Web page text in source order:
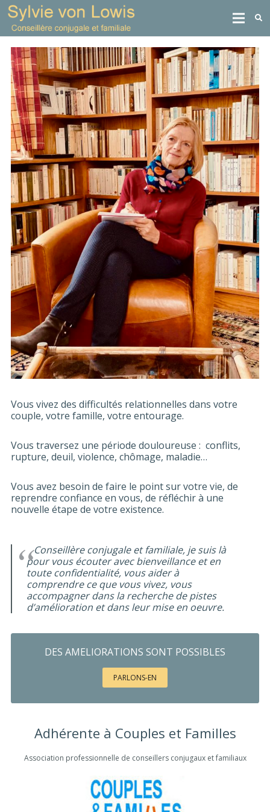
Vous vivez des difficultés relationnelles dans votre
couple, votre famille, votre entourage.
Vous traversez une période douloureuse : conflits,
rupture, deuil, violence, chômage, maladie…
Vous avez besoin de faire le point sur votre vie, de
reprendre confiance en vous, de réfléchir à une
nouvelle étape de votre existence.
Conseillère conjugale et familiale, je suis là
pour vous écouter avec bienveillance et en
toute confidentialité, vous aider à
comprendre ce que vous vivez, vous
accompagner dans la recherche de pistes
d’amélioration et dans leur mise en oeuvre.
DES AMELIORATIONS SONT POSSIBLES
PARLONS-EN
Adhérente à Couples et Familles
Association professionnelle de conseillers conjugaux et familiaux